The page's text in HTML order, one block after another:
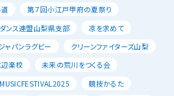
第７回小江戸甲府の夏祭り
ンス連盟山梨県支部
凉を求めて
ャパンラグビー
クリーンファイターズ山梨
楽校
未来の荒川をつくる会
競技かるた